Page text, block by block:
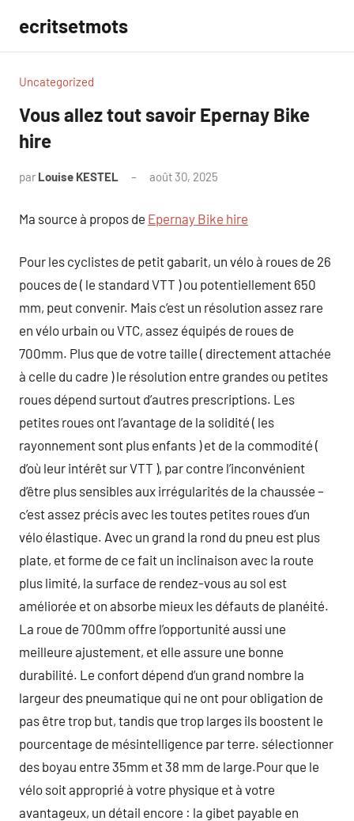
contenu
ecritsetmots
Uncategorized
Vous allez tout savoir Epernay Bike
hire
par Louise KESTEL août 30, 2025
Ma source à propos de Epernay Bike hire
Pour les cyclistes de petit gabarit, un vélo à roues de 26
pouces de ( le standard VTT ) ou potentiellement 650
mm, peut convenir. Mais c’est un résolution assez rare
en vélo urbain ou VTC, assez équipés de roues de
700mm. Plus que de votre taille ( directement attachée
à celle du cadre ) le résolution entre grandes ou petites
roues dépend surtout d’autres prescriptions. Les
petites roues ont l’avantage de la solidité ( les
rayonnement sont plus enfants ) et de la commodité (
d’où leur intérêt sur VTT ), par contre l’inconvénient
d’être plus sensibles aux irrégularités de la chaussée –
c’est assez précis avec les toutes petites roues d’un
vélo élastique. Avec un grand la rond du pneu est plus
plate, et forme de ce fait un inclinaison avec la route
plus limité, la surface de rendez-vous au sol est
améliorée et on absorbe mieux les défauts de planéité.
La roue de 700mm offre l’opportunité aussi une
meilleure ajustement, et elle assure une bonne
durabilité. Le confort dépend d’un grand nombre la
largeur des pneumatique qui ne ont pour obligation de
pas être trop but, tandis que trop larges ils boostent le
pourcentage de mésintelligence par terre. sélectionner
des boyau entre 35mm et 38 mm de large.Pour que le
vélo soit approprié à votre physique et à votre
avantageux, un détail encore : la gibet payable en